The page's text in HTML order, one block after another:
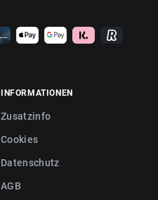
INFORMATIONEN
Zusatzinfo
Cookies
Datenschutz
AGB